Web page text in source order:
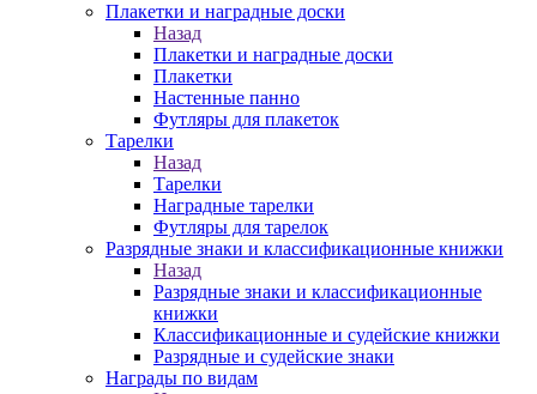
Плакетки и наградные доски
Назад
Плакетки и наградные доски
Плакетки
Настенные панно
Футляры для плакеток
Тарелки
Назад
Тарелки
Наградные тарелки
Футляры для тарелок
Разрядные знаки и классификационные книжки
Назад
Разрядные знаки и классификационные
книжки
Классификационные и судейские книжки
Разрядные и судейские знаки
Награды по видам